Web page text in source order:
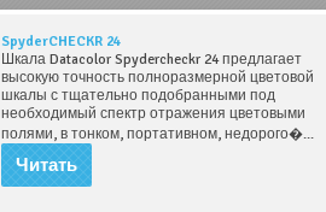
SpyderCHECKR 24
Шкала Datacolor Spydercheckr 24 предлагает
высокую точность полноразмерной цветовой
шкалы с тщательно подобранными под
необходимый спектр отражения цветовыми
полями, в тонком, портативном, недорого�...
Читать